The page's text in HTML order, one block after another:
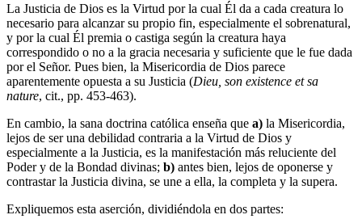
La Justicia de Dios es la Virtud por la cual Él da a cada creatura lo
necesario para alcanzar su propio fin, especialmente el sobrenatural,
y por la cual Él premia o castiga según la creatura haya
correspondido o no a la gracia necesaria y suficiente que le fue dada
por el Señor. Pues bien, la Misericordia de Dios parece
aparentemente opuesta a su Justicia (Dieu, son existence et sa
nature, cit., pp. 453-463).
En cambio, la sana doctrina católica enseña que a) la Misericordia,
lejos de ser una debilidad contraria a la Virtud de Dios y
especialmente a la Justicia, es la manifestación más reluciente del
Poder y de la Bondad divinas; b) antes bien, lejos de oponerse y
contrastar la Justicia divina, se une a ella, la completa y la supera.
Expliquemos esta aserción, dividiéndola en dos partes: